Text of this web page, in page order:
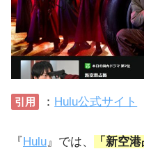
引用 ： Hulu公式サイト
『Hulu』では、
「新空